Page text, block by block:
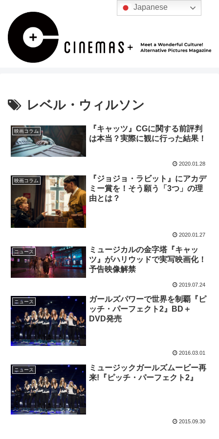
レベル・ウィルソン
映画コラム
『キャッツ』CGに関する前評判
は本当？実際に観に行った結果！
2020.01.28
映画コラム
『ジョジョ・ラビット』にアカデ
ミー賞を！そう願う「3つ」の理
由とは？
2020.01.27
ニュース
ミュージカルの金字塔『キャッ
ツ』がハリウッドで実写映画化！
予告映像解禁
2019.07.24
ニュース
ガールズパワーで世界を制覇『ピ
ッチ・パーフェクト2』BD＋
DVD発売
2016.03.01
ニュース
ミュージックガールズムービー再
来!『ピッチ・パーフェクト2』
2015.09.30
Japanese